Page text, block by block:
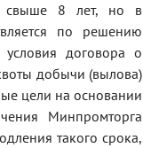
свыше 8 лет, но в
по решению
договора о
добычи (вылова)
цели на основании
Минпромторга
такого срока,